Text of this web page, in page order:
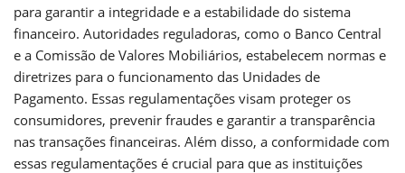
para garantir a integridade e a estabilidade do sistema
financeiro. Autoridades reguladoras, como o Banco Central
e a Comissão de Valores Mobiliários, estabelecem normas e
diretrizes para o funcionamento das Unidades de
Pagamento. Essas regulamentações visam proteger os
consumidores, prevenir fraudes e garantir a transparência
nas transações financeiras. Além disso, a conformidade com
essas regulamentações é crucial para que as instituições